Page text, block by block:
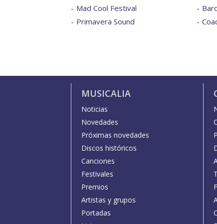
Mad Cool Festival
Primavera Sound
MUSICALIA
Noticias
Novedades
Próximas novedades
Discos históricos
Canciones
Festivales
Premios
Artistas y grupos
Portadas